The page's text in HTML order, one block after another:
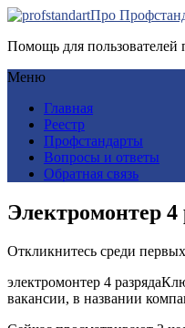
Про
Помощь для пользователей
Меню
Главная
Реестр
Профстандарты
Вопросы и ответы
Обратная связь
Электромонтер 4
Откликнитесь среди первых
электромонтер 4
вакансии, в названии